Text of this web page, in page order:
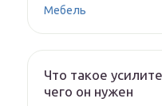
Мебель
Что такое
чего он нужен